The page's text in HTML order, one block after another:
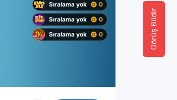
Görüş Bildir
Sıralama yok
0
Sıralama yok
0
Sıralama yok
0